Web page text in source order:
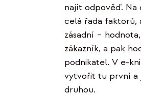
najít odpověď.
celá řada faktorů,
zásadní –
zákazník, a pak
podnikatel. V e-
vytvořit tu první a
druhou.